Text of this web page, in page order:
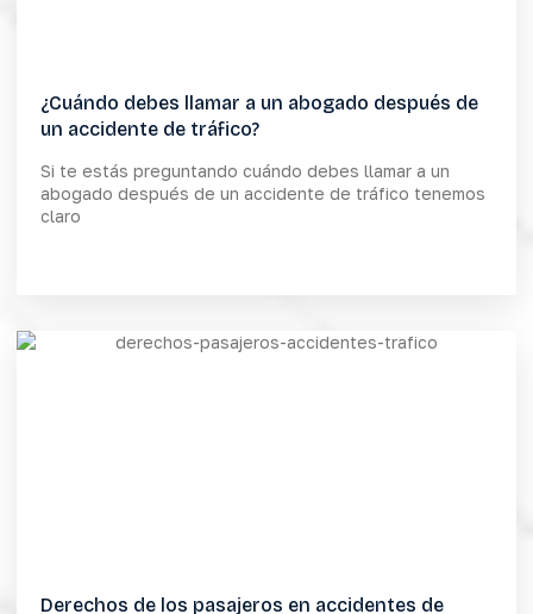
¿Cuándo debes llamar a un abogado después de
un accidente de tráfico?
Si te estás preguntando cuándo debes llamar a un
abogado después de un accidente de tráfico tenemos
claro
Derechos de los pasajeros en accidentes de